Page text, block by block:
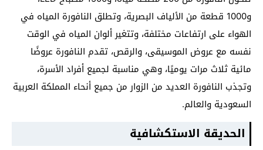
و1000 قطعة من الألياف البصرية، وتطلق النافورة المياه في
الهواء على ارتفاعات مختلفة، وتتغير ألوان المياه في الوقت
نفسه مع عروض الموسيقى، والرقص، تقدم النافورة عروضًا
مائية ثلاث مرات يوميًا، وهي مناسبة لجميع أفراد الأسرة،
وتجذب النافورة العديد من الزوار من جميع أنحاء المملكة العربية
السعودية والعالم.
الحديقة الاستكشافية